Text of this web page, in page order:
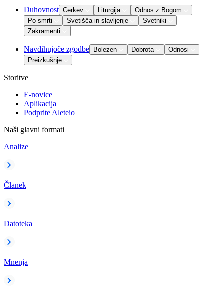
Duhovnost Cerkev Liturgija
Odnos z Bogom
Po smrti
Svetišča in slavljenje
Svetniki
Zakramenti
Navdihujoče zgodbe Bolezen Dobrota
Odnosi
Preizkušnje
Storitve
E-novice
Aplikacija
Podprite Aleteio
Naši glavni formati
Analize
Članek
Datoteka
Mnenja